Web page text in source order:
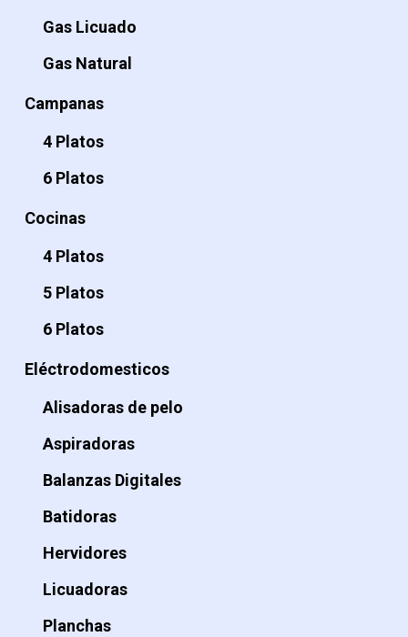
Gas Licuado
Gas Natural
Campanas
4 Platos
6 Platos
Cocinas
4 Platos
5 Platos
6 Platos
Eléctrodomesticos
Alisadoras de pelo
Aspiradoras
Balanzas Digitales
Batidoras
Hervidores
Licuadoras
Planchas